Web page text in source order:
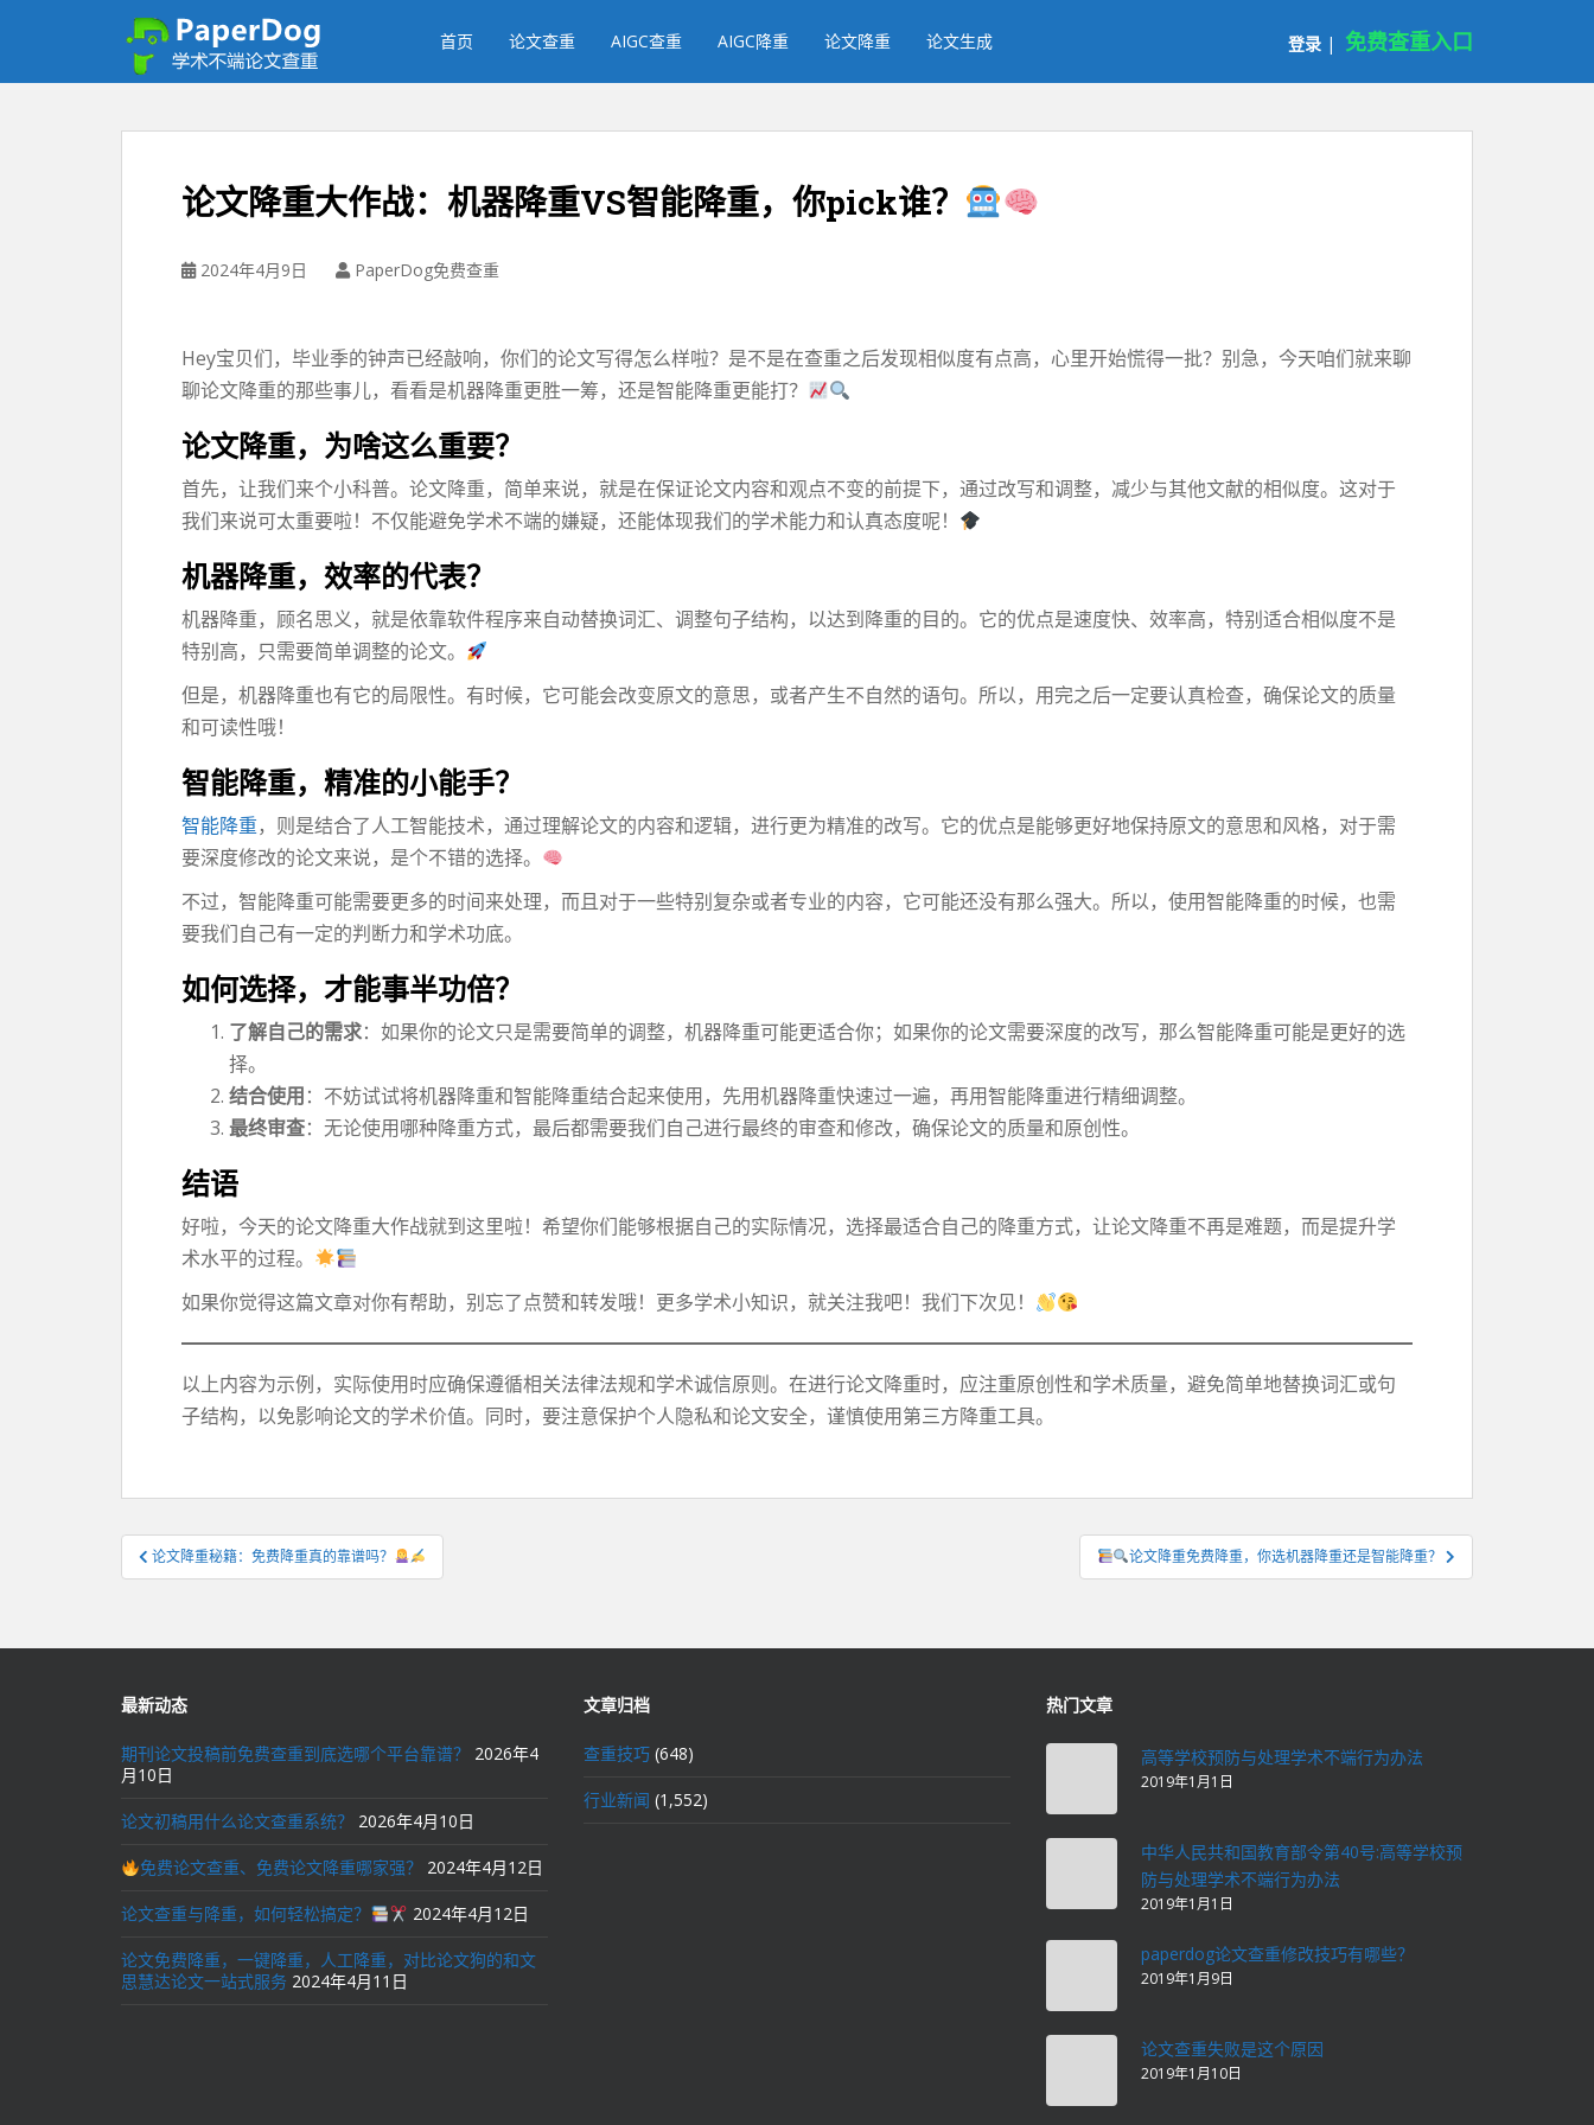
首页 论文查重 AIGC查重 AIGC降重 论文降重 论文生成 登录 | 免费查重入口
论文降重大作战：机器降重VS智能降重，你pick谁？
2024年4月9日 PaperDog免费查重
Hey宝贝们，毕业季的钟声已经敲响，你们的论文写得怎么样啦？是不是在查重之后发现相似度有点高，心里开始慌得一批？别急，今天咱们就来聊
聊论文降重的那些事儿，看看是机器降重更胜一筹，还是智能降重更能打？
论文降重，为啥这么重要？
首先，让我们来个小科普。论文降重，简单来说，就是在保证论文内容和观点不变的前提下，通过改写和调整，减少与其他文献的相似度。这对于
我们来说可太重要啦！不仅能避免学术不端的嫌疑，还能体现我们的学术能力和认真态度呢！
机器降重，效率的代表？
机器降重，顾名思义，就是依靠软件程序来自动替换词汇、调整句子结构，以达到降重的目的。它的优点是速度快、效率高，特别适合相似度不是
特别高，只需要简单调整的论文。
但是，机器降重也有它的局限性。有时候，它可能会改变原文的意思，或者产生不自然的语句。所以，用完之后一定要认真检查，确保论文的质量
和可读性哦！
智能降重，精准的小能手？
智能降重，则是结合了人工智能技术，通过理解论文的内容和逻辑，进行更为精准的改写。它的优点是能够更好地保持原文的意思和风格，对于需
要深度修改的论文来说，是个不错的选择。
不过，智能降重可能需要更多的时间来处理，而且对于一些特别复杂或者专业的内容，它可能还没有那么强大。所以，使用智能降重的时候，也需
要我们自己有一定的判断力和学术功底。
如何选择，才能事半功倍？
了解自己的需求：如果你的论文只是需要简单的调整，机器降重可能更适合你；如果你的论文需要深度的改写，那么智能降重可能是更好的选
择。
结合使用：不妨试试将机器降重和智能降重结合起来使用，先用机器降重快速过一遍，再用智能降重进行精细调整。
最终审查：无论使用哪种降重方式，最后都需要我们自己进行最终的审查和修改，确保论文的质量和原创性。
结语
好啦，今天的论文降重大作战就到这里啦！希望你们能够根据自己的实际情况，选择最适合自己的降重方式，让论文降重不再是难题，而是提升学
术水平的过程。
如果你觉得这篇文章对你有帮助，别忘了点赞和转发哦！更多学术小知识，就关注我吧！我们下次见！
以上内容为示例，实际使用时应确保遵循相关法律法规和学术诚信原则。在进行论文降重时，应注重原创性和学术质量，避免简单地替换词汇或句
子结构，以免影响论文的学术价值。同时，要注意保护个人隐私和论文安全，谨慎使用第三方降重工具。
文
章
航
论文降重秘籍：免费降重真的靠谱吗？ 论文降重免费降重，你选机器降重还是智能降重？
最新动态
期刊论文投稿前免费查重到底选哪个平台靠谱？
2026年4
月10日
论文初稿用什么论文查重系统？ 2026年4月10日
免费论文查重、免费论文降重哪家强？ 2024年4月12日
论文查重与降重，如何轻松搞定？ 2024年4月12日
论文免费降重，一键降重，人工降重，对比论文狗的和文
思慧达论文一站式服务 2024年4月11日
文章归档
查重技巧 (648)
行业新闻 (1,552)
热门文章
高等学校预防与处理学术不端行为办法
2019年1月1日
中华人民共和国教育部令第40号:高等学校预
防与处理学术不端行为办法
2019年1月1日
paperdog论文查重修改技巧有哪些？
2019年1月9日
论文查重失败是这个原因
2019年1月10日